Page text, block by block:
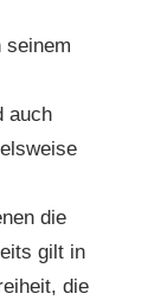
seinem
auch
die
gilt in
die